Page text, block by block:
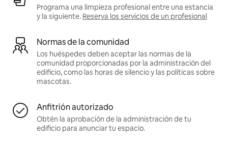
Programa una limpieza profesional entre una estancia
y la siguiente. Reserva los servicios de un profesional
Normas de la comunidad
Los huéspedes deben aceptar las normas de la
comunidad proporcionadas por la administración del
edificio, como las horas de silencio y las políticas sobre
mascotas.
Anfitrión autorizado
Obtén la aprobación de la administración de tu
edificio para anunciar tu espacio.